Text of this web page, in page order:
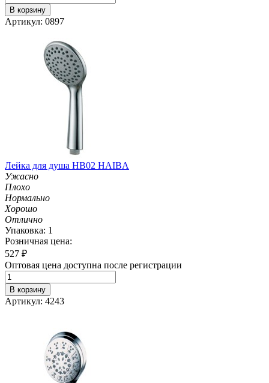
В корзину
Артикул: 0897
Лейка для душа HB02 HAIBA
Ужасно
Плохо
Нормально
Хорошо
Отлично
Упаковка: 1
Розничная цена:
527 ₽
Оптовая цена доступна после регистрации
В корзину
Артикул: 4243